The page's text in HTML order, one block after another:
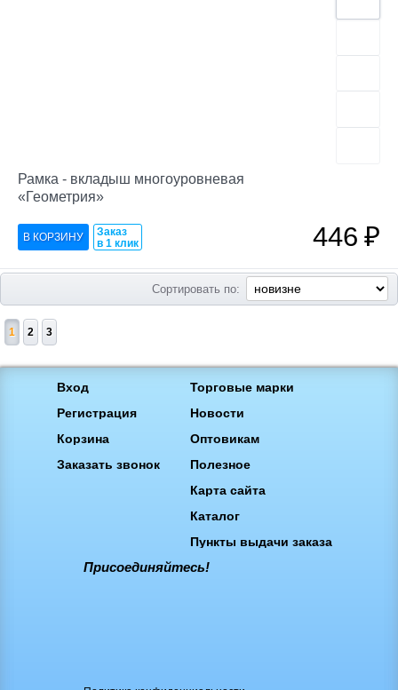
Рамка - вкладыш многоуровневая
«Геометрия»
Заказ
в 1 клик
446₽
Сортировать по:
1 2 3
Вход
Регистрация
Корзина
Заказать звонок
Торговые марки
Новости
Оптовикам
Полезное
Карта сайта
Каталог
Пункты выдачи заказа
Присоединяйтесь!